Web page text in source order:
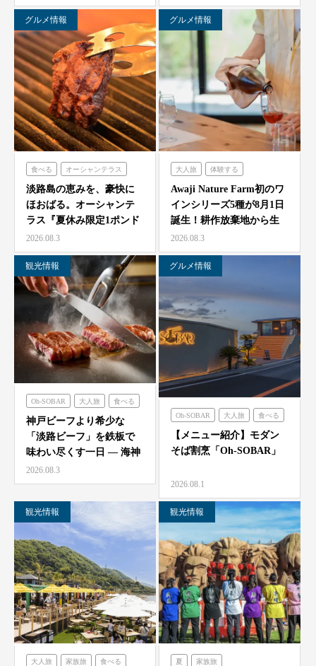
O…
グルメ情報
食べる オーシャンテラス
淡路島の恵みを、豪快に
ほおばる。オーシャンテ
ラス『夏休み限定1ポンド
ビーフフェア』7月25…
2026.08.3
グルメ情報
大人旅 体験する
農家レストラン「陽・燦燦」
Awaji Nature Farm初のワ
インシリーズ5種が8月1日
誕生！耕作放棄地から生
ま…
2026.08.3
観光情報
Oh-SOBAR 大人旅 食べる
のじまスコーラ 海神人の食卓
神戸ビーフより希少な
「淡路ビーフ」を鉄板で
味わい尽くす一日 — 海神
人（アマン）の食卓
「桟…
2026.08.3
グルメ情報
Oh-SOBAR 大人旅 食べる
【メニュー紹介】モダン
そば割烹「Oh-SOBAR」
2026.08.1
観光情報
大人旅 家族旅 食べる
観光情報
夏 家族旅